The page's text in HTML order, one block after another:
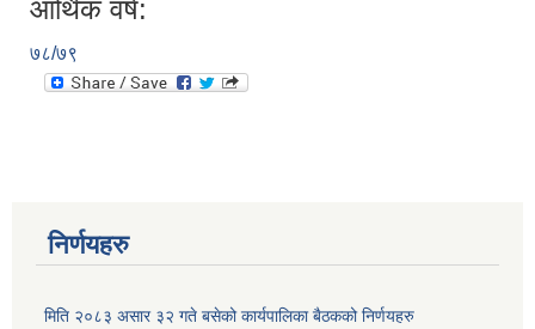
आर्थिक वर्ष:
७८/७९
निर्णयहरु
मिति २०८३ असार ३२ गते बसेको कार्यपालिका बैठकको निर्णयहरु